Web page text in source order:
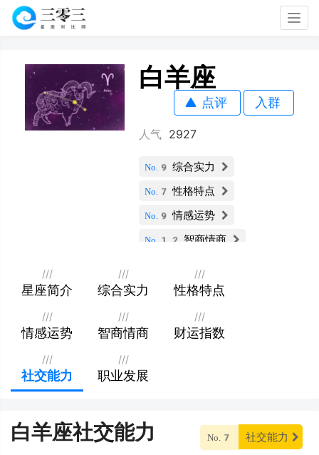
白羊座
点评 入群
人气 2927
No.9 综合实力
No.7 性格特点
No.9 情感运势
No.12 智商情商
No.7 社交能力
职业发展
///
星座简介
///
综合实力
///
性格特点
///
情感运势
///
智商情商
///
财运指数
///
社交能力
///
职业发展
白羊座社交能力 No.7 社交能力